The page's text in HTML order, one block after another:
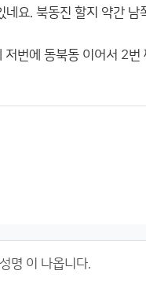
요. 북동진 할지 약간 남
번에 동북동 이어서 2번